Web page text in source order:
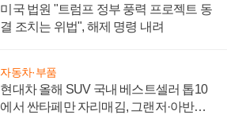
미국 법원 "트럼프 정부 풍력 프로젝트 동
결 조치는 위법", 해제 명령 내려
자동차·부품
현대차 올해 SUV 국내 베스트셀러 톱10
에서 싼타페만 자리매김, 그랜저·아반떼